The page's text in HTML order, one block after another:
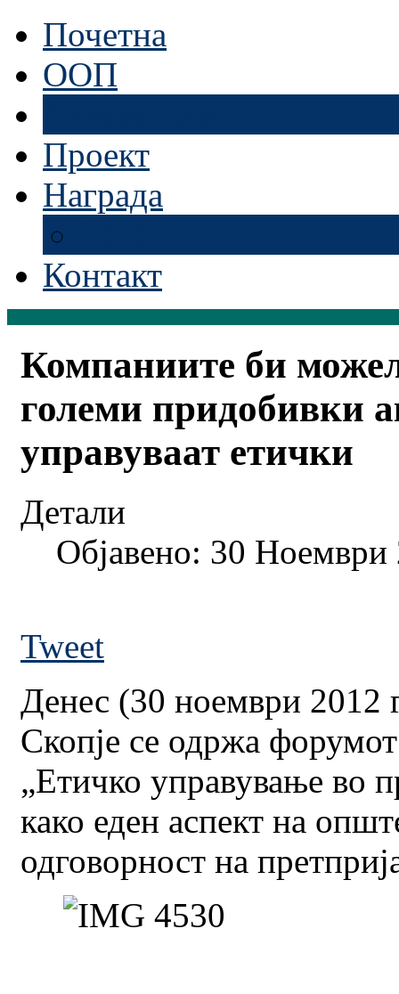
Почетна
ООП
Проект
Награда
Контакт
Компаниите би
големи придобивки
управуваат етички
Детали
Објавено: 30 Ноември
Tweet
Денес (30 ноември 2012
Скопје се одржа
„Етичко управување во
како еден аспект на
одговорност на